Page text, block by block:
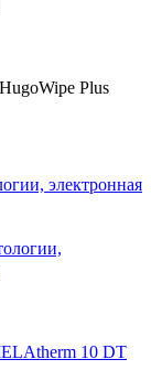
Plus
электронная
10 DT